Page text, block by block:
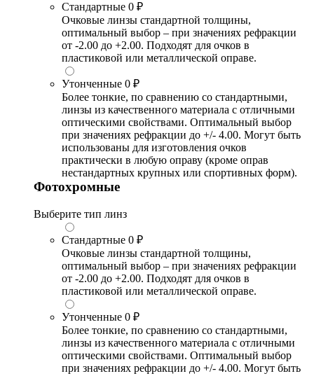
Стандартные 0 ₽
Очковые линзы стандартной толщины,
оптимальный выбор – при значениях рефракции
от -2.00 до +2.00. Подходят для очков в
пластиковой или металлической оправе.
Утонченные 0 ₽
Более тонкие, по сравнению со стандартными,
линзы из качественного материала с отличными
оптическими свойствами. Оптимальный выбор
при значениях рефракции до +/- 4.00. Могут быть
использованы для изготовления очков
практически в любую оправу (кроме оправ
нестандартных крупных или спортивных форм).
Фотохромные
Выберите тип линз
Стандартные 0 ₽
Очковые линзы стандартной толщины,
оптимальный выбор – при значениях рефракции
от -2.00 до +2.00. Подходят для очков в
пластиковой или металлической оправе.
Утонченные 0 ₽
Более тонкие, по сравнению со стандартными,
линзы из качественного материала с отличными
оптическими свойствами. Оптимальный выбор
при значениях рефракции до +/- 4.00. Могут быть